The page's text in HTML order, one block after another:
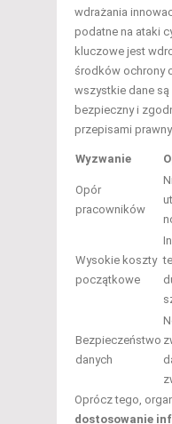
wdrażania
podatne na ataki
kluczowe jest
środków ochrony
wszystkie dane
bezpieczny i
przepisami
Wyzwanie
Opór
pracowników
Wysokie koszty
początkowe
Bezpieczeństwo
danych
Oprócz tego,
dostosowanie